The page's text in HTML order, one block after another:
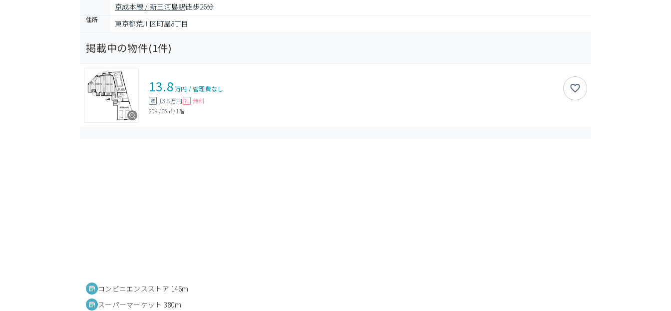
京成本線 / 新三河島駅徒歩26分
住所 東京都荒川区町屋8丁目
掲載中の物件(1件)
13.8万円 /管理費なし
敷 13.8万円 礼 無料
2DK /65㎡/ 1階
コンビニエンスストア 146m
スーパーマーケット 380m